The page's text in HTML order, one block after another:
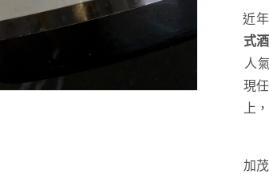
ぼ
り
た
て
數
量
近年
式
人
現
上
加